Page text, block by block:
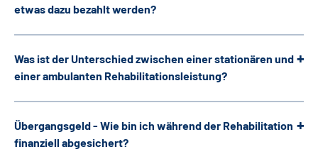
etwas dazu bezahlt werden?
Was ist der Unterschied zwischen einer stationären und
einer ambulanten Rehabilitationsleistung?
Übergangsgeld - Wie bin ich während der Rehabilitation
finanziell abgesichert?